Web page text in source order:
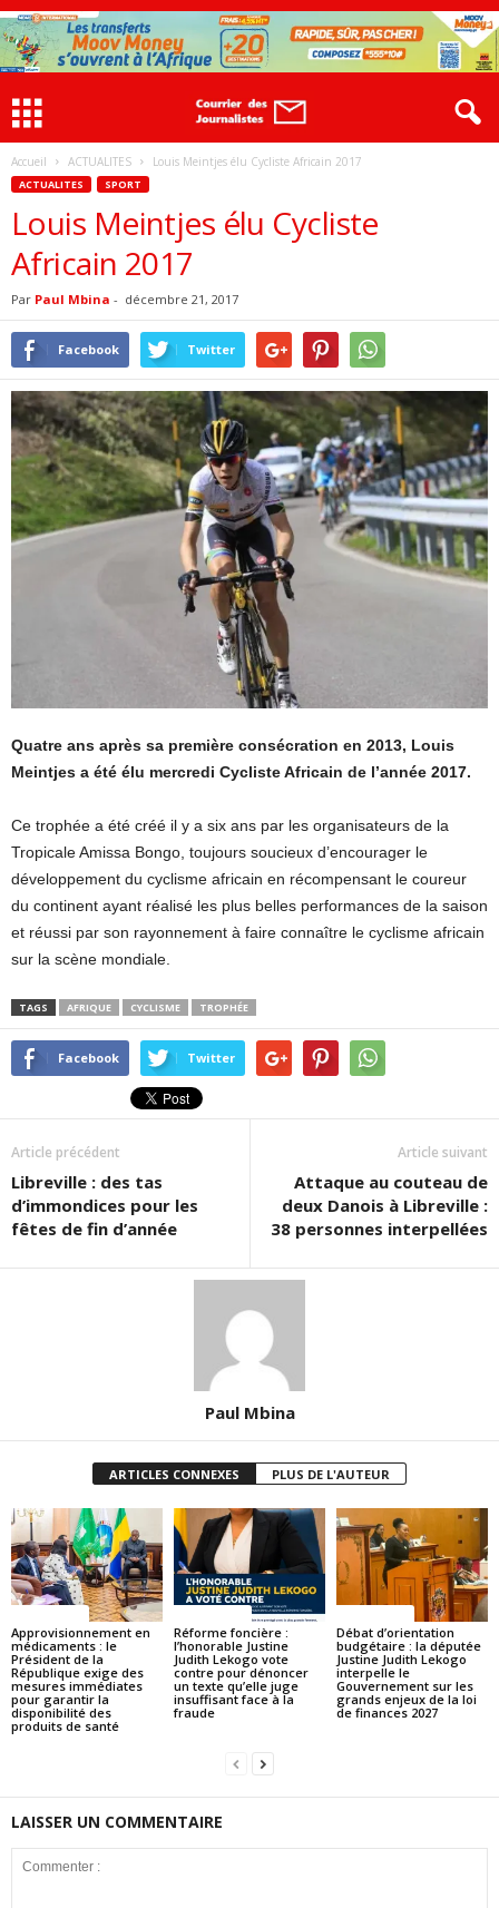
Accueil ACTUALITES Louis Meintjes élu Cycliste Africain 2017
ACTUALITES SPORT
Louis Meintjes élu Cycliste
Africain 2017
Par Paul Mbina - décembre 21, 2017
Facebook Twitter
Quatre ans après sa première consécration en 2013, Louis
Meintjes a été élu mercredi Cycliste Africain de l’année 2017.
Ce trophée a été créé il y a six ans par les organisateurs de la
Tropicale Amissa Bongo, toujours soucieux d’encourager le
développement du cyclisme africain en récompensant le coureur
du continent ayant réalisé les plus belles performances de la saison
et réussi par son rayonnement à faire connaître le cyclisme africain
sur la scène mondiale.
TAGS AFRIQUE CYCLISME TROPHÉE
Facebook Twitter
Article précédent
Libreville : des tas
d’immondices pour les
fêtes de fin d’année
Article suivant
Attaque au couteau de
deux Danois à Libreville :
38 personnes interpellées
Paul Mbina
ARTICLES CONNEXES PLUS DE L'AUTEUR
Approvisionnement en
médicaments : le
Président de la
République exige des
mesures immédiates
pour garantir la
disponibilité des
produits de santé
Réforme foncière :
l’honorable Justine
Judith Lekogo vote
contre pour dénoncer
un texte qu’elle juge
insuffisant face à la
fraude
Débat d’orientation
budgétaire : la députée
Justine Judith Lekogo
interpelle le
Gouvernement sur les
grands enjeux de la loi
de finances 2027
LAISSER UN COMMENTAIRE